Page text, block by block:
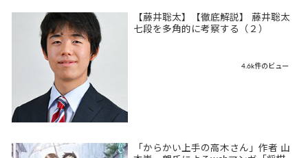
【藤井聡太】【徹底解説】 藤井聡太
七段を多角的に考察する（２）
4.6k件のビュー
「からかい上手の高木さん」作者 山